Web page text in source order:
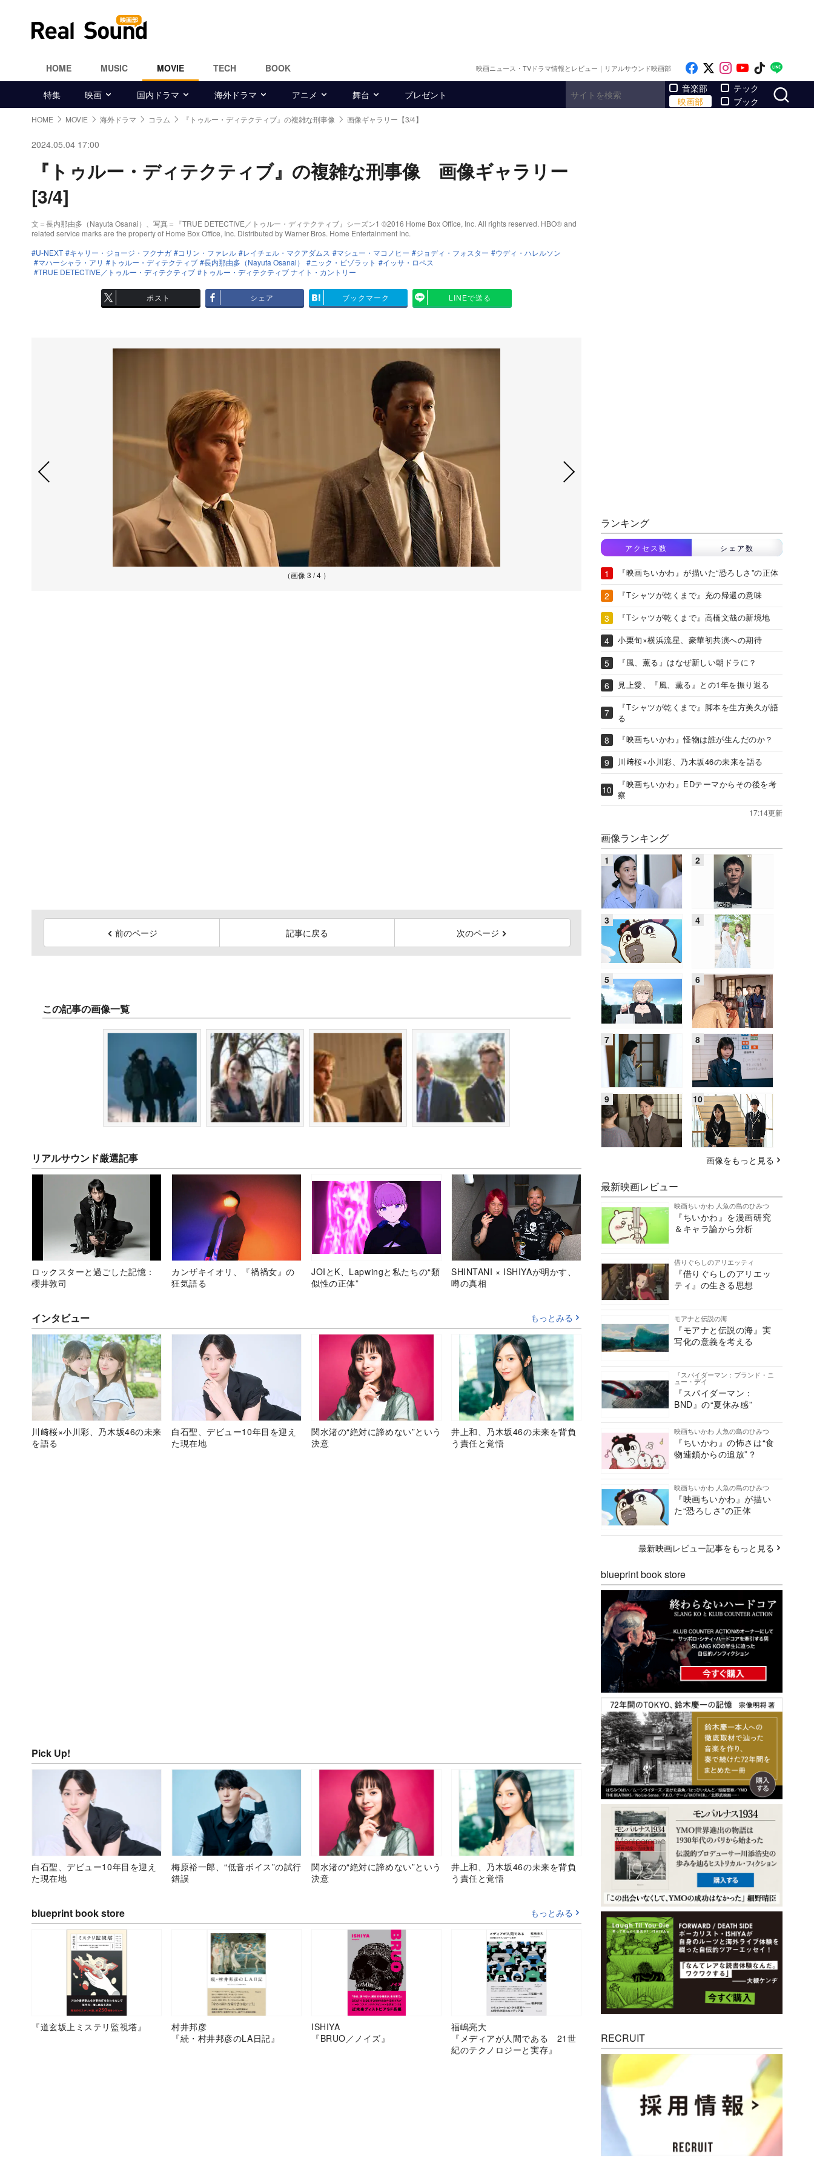
HOME MUSIC MOVIE TECH BOOK 映画ニュース・TVドラマ情報とレビュー｜リアルサウンド映画部 Like on Facebook
Follow on x
Follow on
Follow on
Follow
特集 映画 国内ドラマ 海外ドラマ アニメ 舞台 プレゼント
音楽部
映画部
テック
ブック
HOME MOVIE 海外ドラマ コラム 『トゥルー・ディテクティブ』の複雑な刑事像 画像ギャラリー【3/4】
2024.05.04 17:00
『トゥルー・ディテクティブ』の複雑な刑事像 画像ギャラリー
[3/4]
文＝長内那由多（Nayuta Osanai）、写真＝『TRUE DETECTIVE／トゥルー・ディテクティブ』シーズン1 ©2016 Home Box Office, Inc. All rights reserved. HBO® and
related service marks are the property of Home Box Office, Inc. Distributed by Warner Bros. Home Entertainment Inc.
U-NEXT
キャリー・ジョージ・フクナガ コリン・ファレル レイチェル・マクアダムス マシュー・マコノヒー ジョディ・フォスター
ウディ・ハレルソン
マハーシャラ・アリ
トゥルー・ディテクティブ 長内那由多（Nayuta Osanai） ニック・ピゾラット
イッサ・ロペス
TRUE DETECTIVE／トゥルー・ディテクティブ
トゥルー・ディテクティブ ナイト・カントリー
ポスト シェア ブックマーク LINEで送る
（画像 3 / 4 ）
前のページ 記事に戻る 次のページ
この記事の画像一覧
リアルサウンド厳選記事
ロックスターと過ごした記憶：
櫻井敦司
カンザキイオリ、『禍禍女』の
狂気語る
JOIとK、Lapwingと私たちの“類
似性の正体”
SHINTANI × ISHIYAが明かす、
噂の真相
インタビュー もっとみる
川﨑桜×小川彩、乃木坂46の未来
を語る
白石聖、デビュー10年目を迎え
た現在地
関水渚の“絶対に諦めない”という
決意
井上和、乃木坂46の未来を背負
う責任と覚悟
Pick Up!
白石聖、デビュー10年目を迎え
た現在地
梅原裕一郎、“低音ボイス”の試行
錯誤
関水渚の“絶対に諦めない”という
決意
井上和、乃木坂46の未来を背負
う責任と覚悟
blueprint book store もっとみる
『道玄坂上ミステリ監視塔』
村井邦彦
『続・村井邦彦のLA日記』
ISHIYA
『BRUO／ノイズ』
福嶋亮大
『メディアが人間である 21世
紀のテクノロジーと実存』
ランキング
アクセス数 シェア数
『映画ちいかわ』が描いた“恐ろしさ”の正体
『Tシャツが乾くまで』充の帰還の意味
『Tシャツが乾くまで』高橋文哉の新境地
小栗旬×横浜流星、豪華初共演への期待
『風、薫る』はなぜ新しい朝ドラに？
見上愛、『風、薫る』との1年を振り返る
『Tシャツが乾くまで』脚本を生方美久が語
る
『映画ちいかわ』怪物は誰が生んだのか？
川﨑桜×小川彩、乃木坂46の未来を語る
『映画ちいかわ』EDテーマからその後を考
察
17:14更新
画像ランキング
画像をもっと見る
最新映画レビュー
映画ちいかわ 人魚の島のひみつ
『ちいかわ』を漫画研究
＆キャラ論から分析
借りぐらしのアリエッティ
『借りぐらしのアリエッ
ティ』の生きる思想
モアナと伝説の海
『モアナと伝説の海』実
写化の意義を考える
『スパイダーマン：ブランド・ニ
ュー・デイ
『スパイダーマン：
BND』の“夏休み感”
映画ちいかわ 人魚の島のひみつ
『ちいかわ』の怖さは“食
物連鎖からの追放”？
映画ちいかわ 人魚の島のひみつ
『映画ちいかわ』が描い
た“恐ろしさ”の正体
最新映画レビュー記事をもっと見る
blueprint book store
RECRUIT